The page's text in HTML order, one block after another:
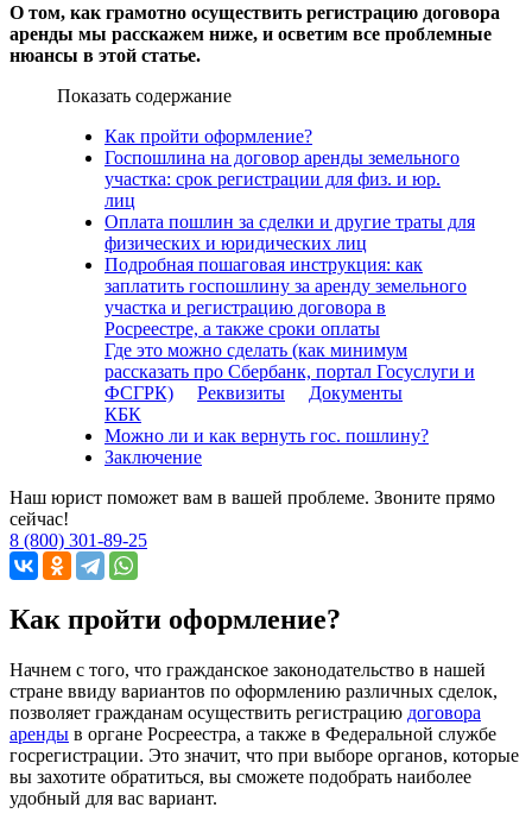
О том, как грамотно осуществить регистрацию договора
аренды мы расскажем ниже, и осветим все проблемные
нюансы в этой статье.
Показать содержание
Как пройти оформление?
Госпошлина на договор аренды земельного
участка: срок регистрации для физ. и юр.
лиц
Оплата пошлин за сделки и другие траты для
физических и юридических лиц
Подробная пошаговая инструкция: как
заплатить госпошлину за аренду земельного
участка и регистрацию договора в
Росреестре, а также сроки оплаты
Где это можно сделать (как минимум
рассказать про Сбербанк, портал Госуслуги и
ФСГРК)
Реквизиты
Документы
КБК
Можно ли и как вернуть гос. пошлину?
Заключение
Наш юрист поможет вам в вашей проблеме. Звоните прямо
сейчас!
8 (800) 301-89-25
Как пройти оформление?
Начнем с того, что гражданское законодательство в нашей
стране ввиду вариантов по оформлению различных сделок,
позволяет гражданам осуществить регистрацию договора
аренды в органе Росреестра, а также в Федеральной службе
госрегистрации. Это значит, что при выборе органов, которые
вы захотите обратиться, вы сможете подобрать наиболее
удобный для вас вариант.